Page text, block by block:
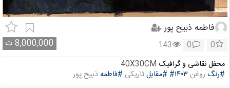
فاطمه ذبیح پور
8,000,000ت 0
0
143
محفل نقاشی و گرافیک 40X30CM
#رنگ روغن #۱۴۰۳ #مقابلتاریکی #فاطمهذبیح پور